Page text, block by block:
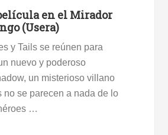
en el Mirador
(Usera)
y Tails se reúnen para
nuevo y poderoso
un misterioso villano
no se parecen a nada de lo
…